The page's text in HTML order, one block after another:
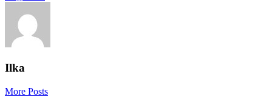
Ilka
More Posts